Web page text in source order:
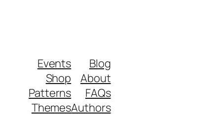
Blog
About
FAQs
Authors
Events
Shop
Patterns
Themes